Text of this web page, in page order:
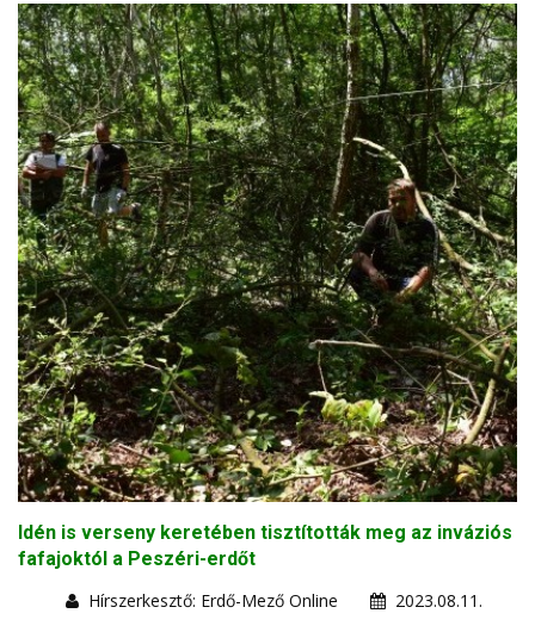
Idén is verseny keretében tisztították meg az inváziós
fafajoktól a Peszéri-erdőt
Hírszerkesztő: Erdő-Mező Online
2023.08.11.